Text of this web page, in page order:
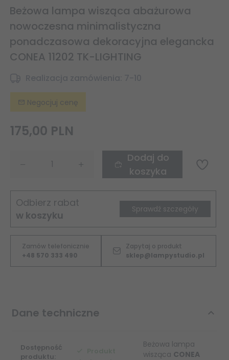
Beżowa lampa wisząca abażurowa
nowoczesna minimalistyczna
ponadczasowa dekoracyjna elegancka
CONEA 11202 TK-LIGHTING
Negocjuj cenę
175,00 PLN
Dodaj do
koszyka
Odbierz rabat
w koszyku
Sprawdź szczegóły
Zamów telefonicznie
+48 570 333 490
Zapytaj o produkt
sklep@lampystudio.pl
Dane techniczne
Dostępność
produktu:
Beżowa lampa
wisząca CONEA